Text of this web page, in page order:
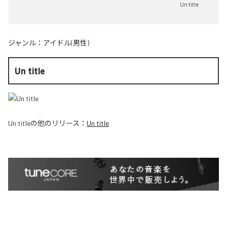
Un title
ジャンル： アイドル(男性)
Un title
Un titleの他のリリース： Un title